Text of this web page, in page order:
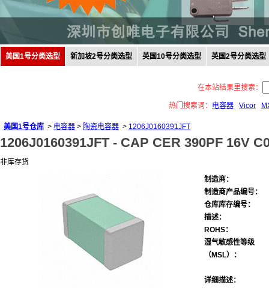
美国1号分类选型 新加坡2号分类选型 英国10号分类选型 英国2号分类选型
在本站结果里搜索：
热门搜索词： 电容器 Vicor
美国1号仓库 > 电容器 > 陶瓷电容器 > 1206J0160391JFT
1206J0160391JFT - CAP CER 390PF 16V
非库存货
制造商：
制造商产品编号：
仓库库存编号：
描述：
ROHS：
湿气敏感性等级
（MSL）：
详细描述：